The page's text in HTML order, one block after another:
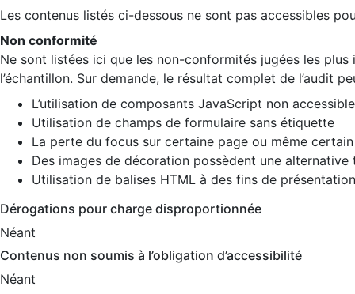
Les contenus listés ci-dessous ne sont pas accessibles
Non conformité
Ne sont listées ici que les non-conformités jugées les
l’échantillon. Sur demande, le résultat complet de l’audit
L’utilisation de composants JavaScript non
Utilisation de champs de formulaire sans étiquette
La perte du focus sur certaine page ou même
Des images de décoration possèdent une alternative
Utilisation de balises HTML à des fins de
Dérogations pour charge disproportionnée
Néant
Contenus non soumis à l’obligation d’accessibilité
Néant